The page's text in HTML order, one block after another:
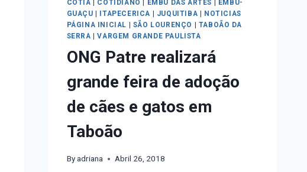
COTIA | COTIDIANO | EMBU DAS ARTES | EMBU-
GUAÇU | ITAPECERICA | JUQUITIBA | NOTICIAS
PÁGINA INICIAL | SÃO LOURENÇO | TABOÃO DA
SERRA |VARGEM GRANDE PAULISTA
ONG Patre realizará
grande feira de adoção
de cães e gatos em
Taboão
By adriana Abril 26, 2018